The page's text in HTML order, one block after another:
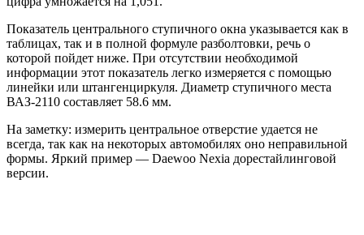
Показатель центрального ступичного окна указывается как в
таблицах, так и в полной формуле разболтовки, речь о
которой пойдет ниже. При отсутствии необходимой
информации этот показатель легко измеряется с помощью
линейки или штангенциркуля. Диаметр ступичного места
ВАЗ-2110 составляет 58.6 мм.
На заметку: измерить центральное отверстие удается не
всегда, так как на некоторых автомобилях оно неправильной
формы. Яркий пример — Daewoo Nexia дорестайлинговой
версии.